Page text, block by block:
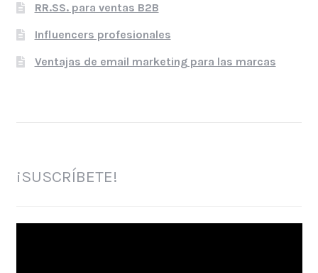
RR.SS. para ventas B2B
Influencers profesionales
Ventajas de email marketing para las marcas
¡SUSCRÍBETE!